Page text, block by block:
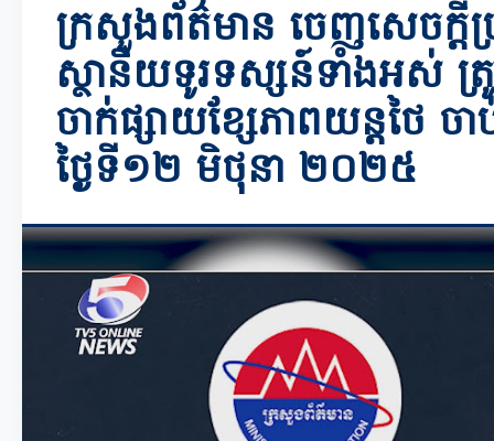
ក្រសួងព័ត៌មាន ចេញសេចក្តី
ស្ថានីយទូរទស្សន៍ទាំងអស់ ត្
ចាក់ផ្សាយខ្សែភាពយន្តថៃ
ថ្ងៃទី១២ មិថុនា ២០២៥